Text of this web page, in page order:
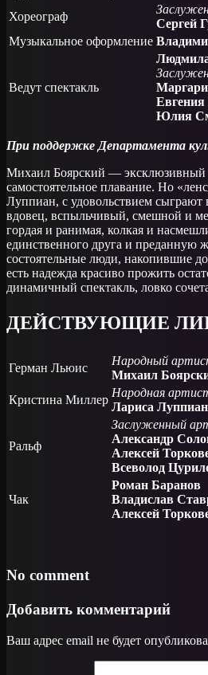
Хореограф
Сергей
Музыкальное оформление
Ведут спектакль
Евгения
Юлия
При поддержке Департамента
Михаил Боярский — эксклюзивный
самостоятельное плавание. Но
Луппиан, с удовольствием
вдовец, вспыльчивый, смешной и
гордая и ранимая, колкая и
единственного друга и преданную
состоятельные люди, накопившие
есть надежда красиво прожить
динамичный спектакль, ловко
ДЕЙСТВУЮЩИЕ
Герман Льюис
Народный
Михаил
Кристина Миллер
Народная
Лариса Луппиан
Ральф
Заслуженный
Александр
Алексей
Всеволод
Чак
Роман Баранов
Владислав
Алексей
No comment
Добавить комментарий
Ваш адрес email не будет